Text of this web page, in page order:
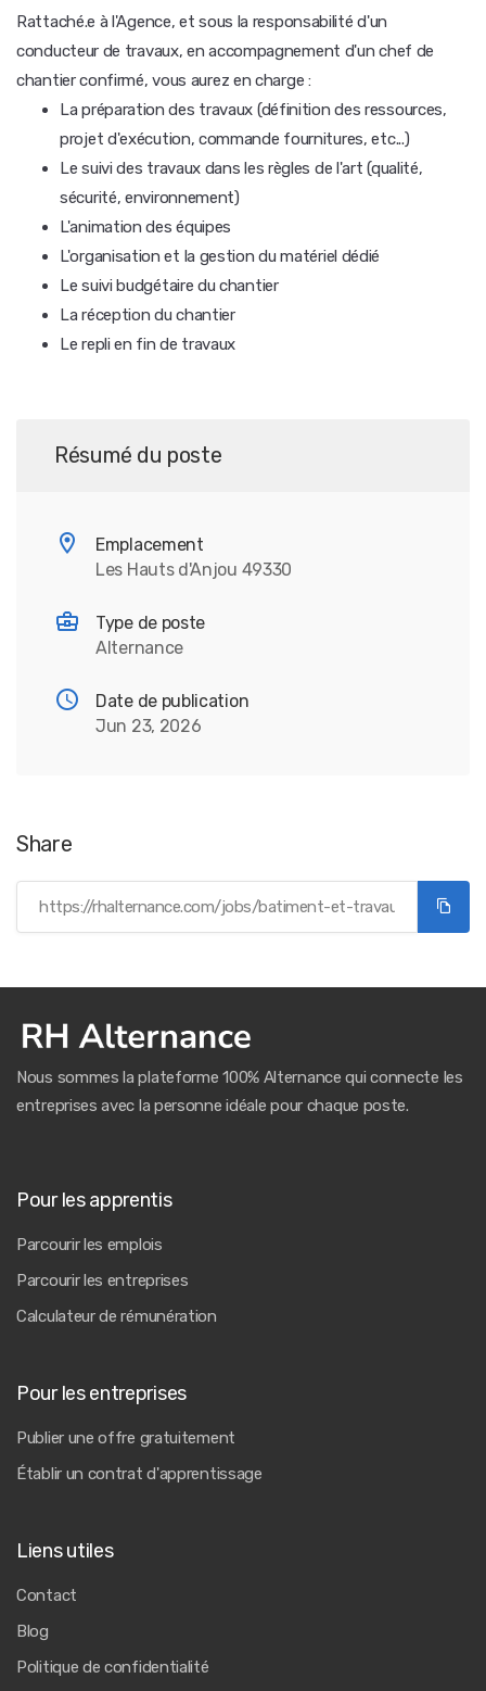
Rattaché.e à l'Agence, et sous la responsabilité d'un
conducteur de travaux, en accompagnement d'un chef de
chantier confirmé, vous aurez en charge :
La préparation des travaux (définition des ressources,
projet d'exécution, commande fournitures, etc...)
Le suivi des travaux dans les règles de l'art (qualité,
sécurité, environnement)
L'animation des équipes
L'organisation et la gestion du matériel dédié
Le suivi budgétaire du chantier
La réception du chantier
Le repli en fin de travaux
Résumé du poste
Emplacement
Les Hauts d'Anjou 49330
Type de poste
Alternance
Date de publication
Jun 23, 2026
Share
Nous sommes la plateforme 100% Alternance qui connecte les
entreprises avec la personne idéale pour chaque poste.
Pour les apprentis
Parcourir les emplois
Parcourir les entreprises
Calculateur de rémunération
Pour les entreprises
Publier une offre gratuitement
Établir un contrat d'apprentissage
Liens utiles
Contact
Blog
Politique de confidentialité